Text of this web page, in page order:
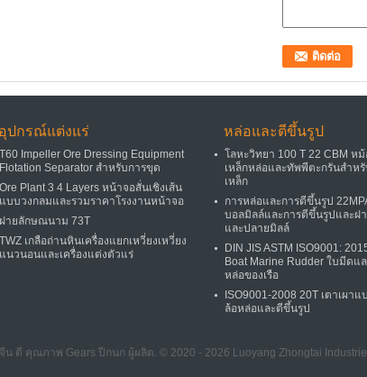
ปกรณ์แต่งแร่
T60 Impeller Ore Dressing Equipment
Flotation Separator สำหรับการขุด
Ore Plant 3 4 Layers หน้าจอสั่นเชิงเส้น
แบบวงกลมและรวมราคาโรงงานหน้าจอ
ฝายลักษณนาม 73T
TWZ เกลือถ่านหินเครื่องแยกเหวี่ยงเหวี่ยง
แนวนอนและเครื่องแต่งตัวแร่
หล่อและตีขึ้นรูป
โลหะวิทยา 100 T 22 CBM ห
เหล็กหล่อและทัพพีตะกรันสำหรั
เหล็ก
การหล่อและการตีขึ้นรูป
บอลมิลล์และการตีขึ้นรูปและฝ
และปลายมิลล์
DIN JIS ASTM ISO9001:
Boat Marine Rudder ใบมีดแ
หล่อของเรือ
ISO9001-2008 20T เตาเผา
ล้อหล่อและตีขึ้นรูป
น ดี คุณภาพ Gears ปีกนก ผู้ผลิต. © 2020 - 2026 Luoyang Zhongtai